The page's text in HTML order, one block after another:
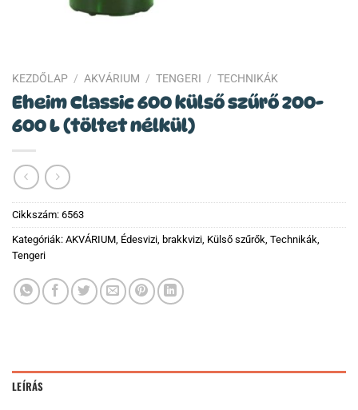
KEZDŐLAP / AKVÁRIUM / TENGERI / TECHNIKÁK
Eheim Classic 600 külső szűrő 200-
600 L (töltet nélkül)
Cikkszám: 6563
Kategóriák: AKVÁRIUM, Édesvizi, brakkvizi, Külső szűrők, Technikák,
Tengeri
LEÍRÁS